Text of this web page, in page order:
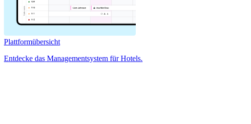
Plattformübersicht
Entdecke das Managementsystem für Hotels.